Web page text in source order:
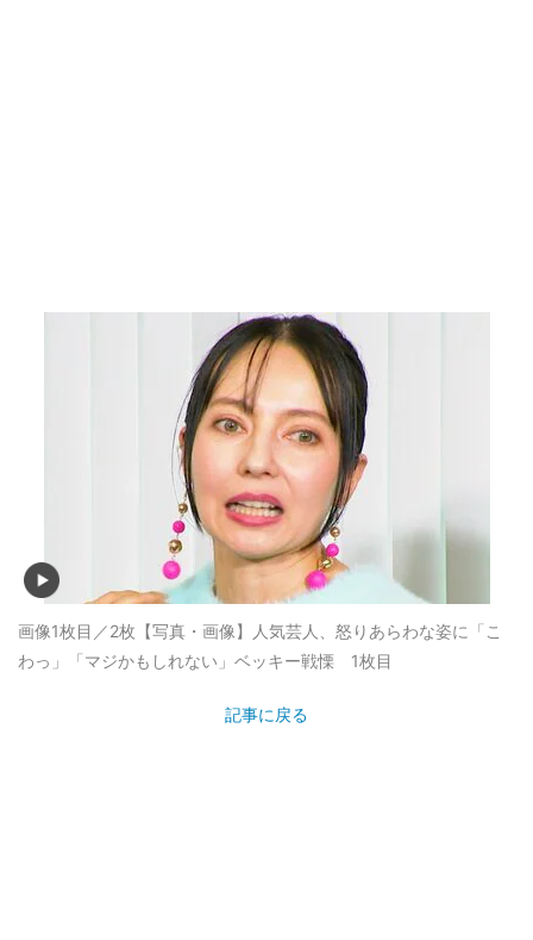
画像1枚目／2枚 【写真・画像】人気芸人、怒りあらわな姿に「こ
わっ」「マジかもしれない」ベッキー戦慄 1枚目
記事に戻る